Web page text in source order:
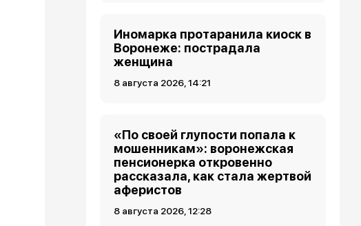
Иномарка протаранила киоск в
Воронеже: пострадала
женщина
8 августа 2026, 14:21
«По своей глупости попала к
мошенникам»: воронежская
пенсионерка откровенно
рассказала, как стала жертвой
аферистов
8 августа 2026, 12:28